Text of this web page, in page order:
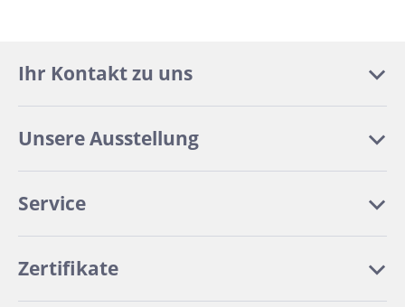
Ihr Kontakt zu uns
Unsere Ausstellung
Service
Zertifikate